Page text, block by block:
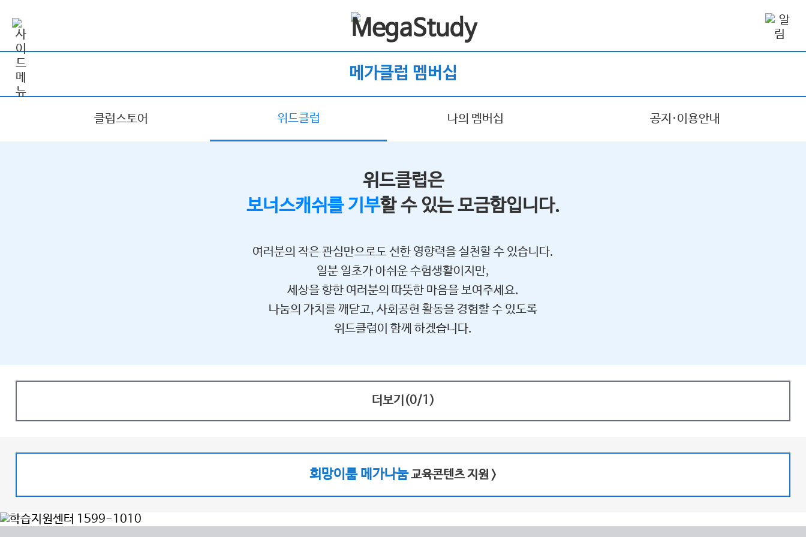
메가클럽 멤버십
클럽스토어 위드클럽 나의 멤버십 공지·이용안내
위드클럽은
보너스캐쉬를 기부할 수 있는 모금함입니다.
여러분의 작은 관심만으로도 선한 영향력을 실천할 수 있습니다.
일분 일초가 아쉬운 수험생활이지만,
세상을 향한 여러분의 따뜻한 마음을 보여주세요.
나눔의 가치를 깨닫고, 사회공헌 활동을 경험할 수 있도록
위드클럽이 함께 하겠습니다.
더보기(0/1 )
희망이룸 메가나눔교육콘텐츠 지원 >